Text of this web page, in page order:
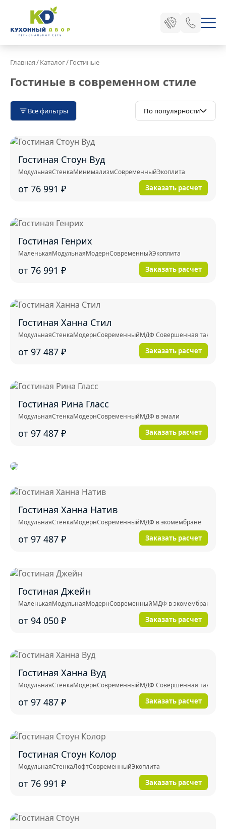
Главная/Каталог/Гостиные
Гостиные в современном стиле
Все фильтры По популярности
Гостиная Стоун Вуд
МодульнаяСтенкаМинимализмСовременныйЭкоплита
от 76 991 ₽ Заказать расчет
Гостиная Генрих
МаленькаяМодульнаяМодернСовременныйЭкоплита
от 76 991 ₽ Заказать расчет
Гостиная Ханна Стил
МодульнаяСтенкаМодернСовременныйМДФ Совершенная
от 97 487 ₽ Заказать расчет
Гостиная Рина Гласс
МодульнаяСтенкаМодернСовременныйМДФ в эмали
от 97 487 ₽ Заказать расчет
Гостиная Ханна Натив
МодульнаяСтенкаМодернСовременныйМДФ в экомембране
от 97 487 ₽ Заказать расчет
Гостиная Джейн
МаленькаяМодульнаяМодернСовременныйМДФ в экомембране
от 94 050 ₽ Заказать расчет
Гостиная Ханна Вуд
МодульнаяСтенкаМодернСовременныйМДФ Совершенная
от 97 487 ₽ Заказать расчет
Гостиная Стоун Колор
МодульнаяСтенкаЛофтСовременныйЭкоплита
от 76 991 ₽ Заказать расчет